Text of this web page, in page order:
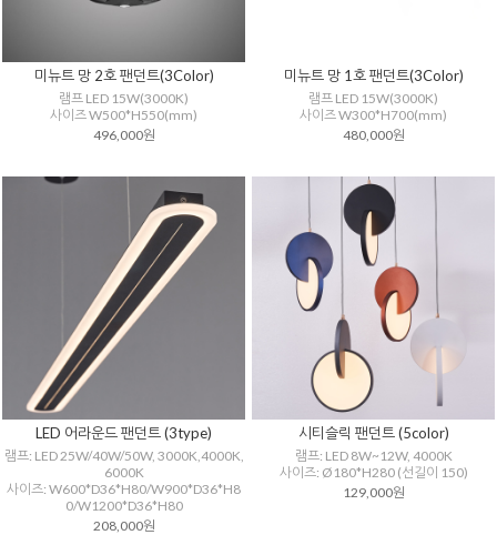
미뉴트 망 2호 팬던트(3Color)
램프 LED 15W(3000K)
사이즈 W500*H550(mm)
496,000원
미뉴트 망 1호 팬던트(3Color)
램프 LED 15W(3000K)
사이즈 W300*H700(mm)
480,000원
LED 어라운드 팬던트 (3type)
램프: LED 25W/40W/50W, 3000K,4000K,
6000K
사이즈: W600*D36*H80/W900*D36*H8
0/W1200*D36*H80
208,000원
시티슬릭 팬던트 (5color)
램프: LED 8W~12W, 4000K
사이즈: Ø180*H280 (선길이 150)
129,000원